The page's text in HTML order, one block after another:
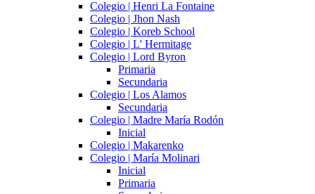
Colegio | Henri La Fontaine
Colegio | Jhon Nash
Colegio | Koreb School
Colegio | L' Hermitage
Colegio | Lord Byron
Primaria
Secundaria
Colegio | Los Alamos
Secundaria
Colegio | Madre María Rodón
Inicial
Colegio | Makarenko
Colegio | María Molinari
Inicial
Primaria